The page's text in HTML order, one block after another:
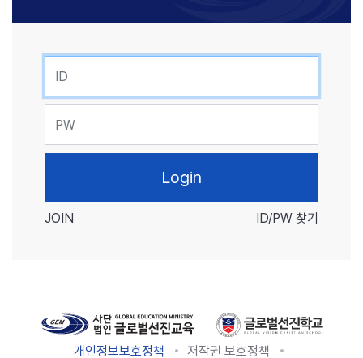
JOIN ID/PW 찾기
개인정보보호정책 저작권 보호정책